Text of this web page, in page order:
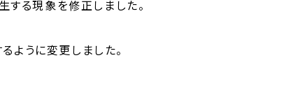
する現象を修正しました。
ように変更しました。